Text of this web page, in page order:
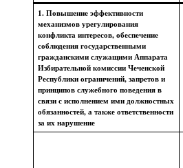
1. Повышение эффективности
механизмов урегулирования
конфликта интересов, обеспечение
соблюдения государственными
гражданскими служащими Аппарата
Избирательной комиссии Чеченской
Республики ограничений, запретов и
принципов служебного поведения в
связи с исполнением ими должностных
обязанностей, а также ответственности
за их нарушение